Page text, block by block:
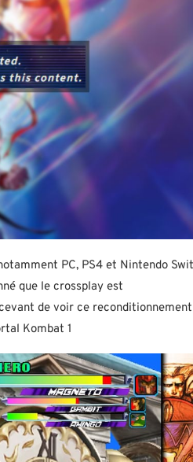
PC, PS4 et Nintendo
que le crossplay est
de voir ce reconditionnement
Kombat 1